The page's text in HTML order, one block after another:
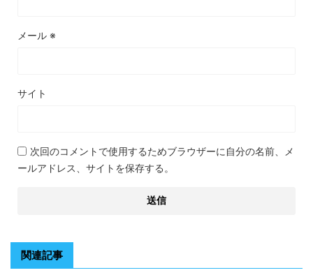
メール ※
サイト
次回のコメントで使用するためブラウザーに自分の名前、メ
ールアドレス、サイトを保存する。
関連記事